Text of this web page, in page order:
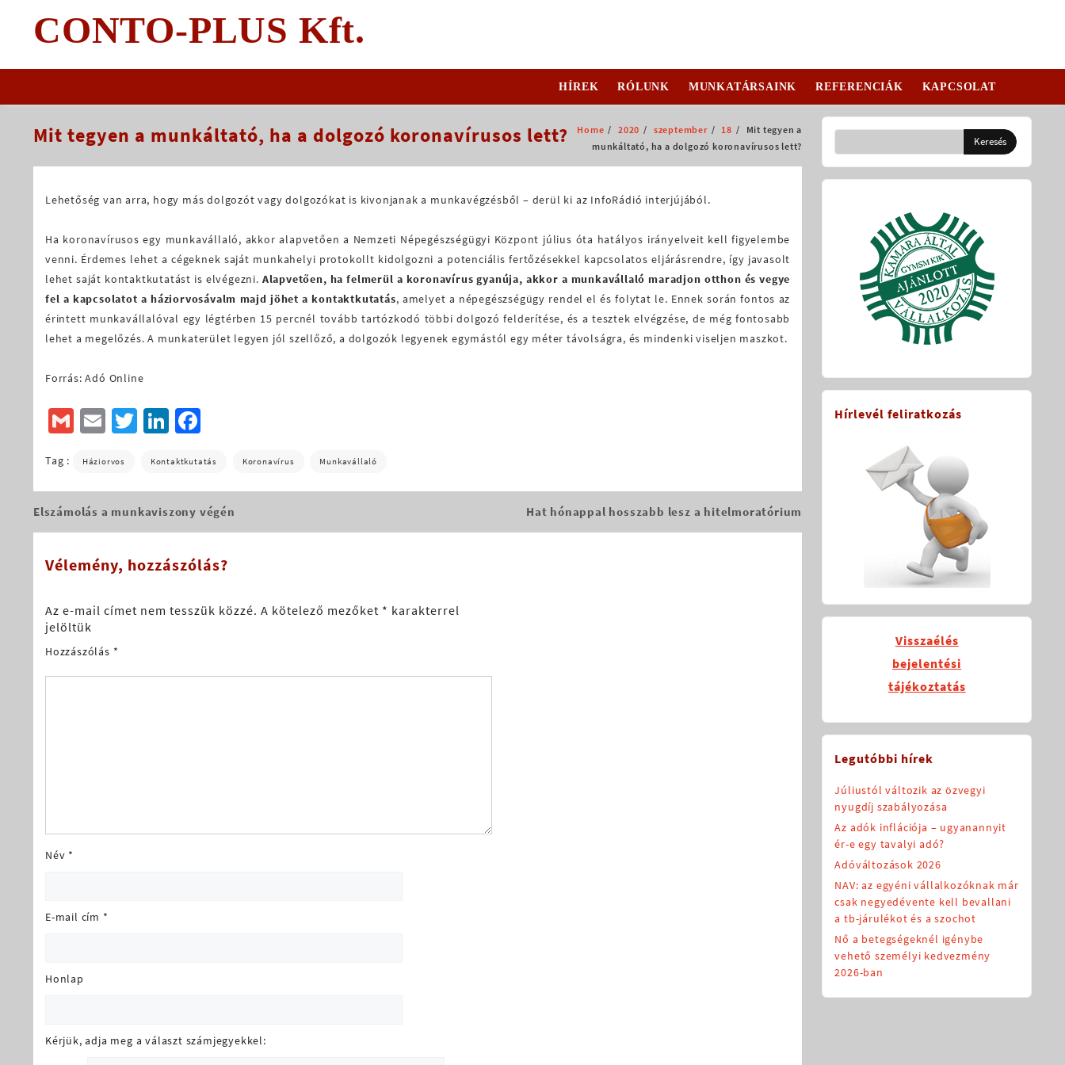
contentCONTO-PLUS Kft.
HÍREK RÓLUNK MUNKATÁRSAINK REFERENCIÁK KAPCSOLAT
Mit tegyen a munkáltató, ha a dolgozó koronavírusos lett? Home 2020 szeptember 18
Mit tegyen a
munkáltató, ha a dolgozó koronavírusos lett?
Lehetőség van arra, hogy más dolgozót vagy dolgozókat is kivonjanak a munkavégzésből – derül ki az InfoRádió interjújából.
Ha koronavírusos egy munkavállaló, akkor alapvetően a Nemzeti Népegészségügyi Központ július óta hatályos irányelveit kell figyelembe
venni. Érdemes lehet a cégeknek saját munkahelyi protokollt kidolgozni a potenciális fertőzésekkel kapcsolatos eljárásrendre, így javasolt
lehet saját kontaktkutatást is elvégezni. Alapvetően, ha felmerül a koronavírus gyanúja, akkor a munkavállaló maradjon otthon és vegye
fel a kapcsolatot a háziorvosávalm majd jöhet a kontaktkutatás, amelyet a népegészségügy rendel el és folytat le. Ennek során fontos az
érintett munkavállalóval egy légtérben 15 percnél tovább tartózkodó többi dolgozó felderítése, és a tesztek elvégzése, de még fontosabb
lehet a megelőzés. A munkaterület legyen jól szellőző, a dolgozók legyenek egymástól egy méter távolságra, és mindenki viseljen maszkot.
Forrás: Adó Online
GmailEmailTwitterLinkedIn
Tag : Háziorvos Kontaktkutatás Koronavírus Munkavállaló
Bejegyzés
Elszámolás a munkaviszony végén Hat hónappal hosszabb lesz a hitelmoratórium
Vélemény, hozzászólás?
Az e-mail címet nem tesszük közzé. A kötelező mezőket * karakterrel
jelöltük
Hozzászólás *
Név *
E-mail cím *
Honlap
Kérjük, adja meg a választ számjegyekkel:
Hírlevél feliratkozás
Visszaélés
bejelentési
tájékoztatás
Legutóbbi hírek
Júliustól változik az özvegyi
nyugdíj szabályozása
Az adók inflációja – ugyanannyit
ér-e egy tavalyi adó?
Adóváltozások 2026
NAV: az egyéni vállalkozóknak már
csak negyedévente kell bevallani
a tb-járulékot és a szochot
Nő a betegségeknél igénybe
vehető személyi kedvezmény
2026-ban